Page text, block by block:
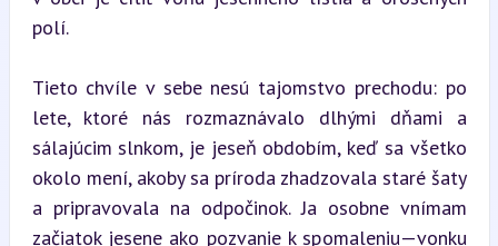
polí.
Tieto chvíle v sebe nesú tajomstvo prechodu: po
lete, ktoré nás rozmaznávalo dlhými dňami a
sálajúcim slnkom, je jeseň obdobím, keď sa všetko
okolo mení, akoby sa príroda zhadzovala staré šaty
a pripravovala na odpočinok. Ja osobne vnímam
začiatok jesene ako pozvanie k spomaleniu—vonku